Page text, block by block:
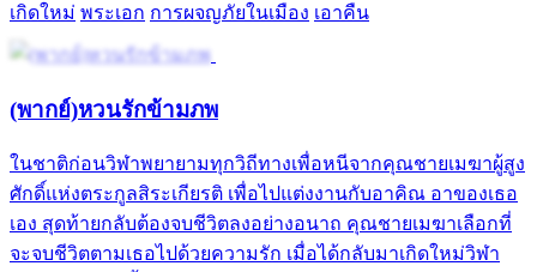
เกิดใหม่ พระเอก การผจญภัยในเมือง เอาคืน
(พากย์)หวนรักข้ามภพ
ในชาติก่อนวิฬาพยายามทุกวิถีทางเพื่อหนีจากคุณชายเมฆาผู้สูง
ศักดิ์แห่งตระกูลสิระเกียรติ เพื่อไปแต่งงานกับอาคิณ อาของเธอ
เอง สุดท้ายกลับต้องจบชีวิตลงอย่างอนาถ คุณชายเมฆาเลือกที่
จะจบชีวิตตามเธอไปด้วยความรัก เมื่อได้กลับมาเกิดใหม่วิฬา